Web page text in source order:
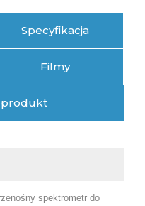
Specyfikacja
Filmy
produkt
spektrometr do